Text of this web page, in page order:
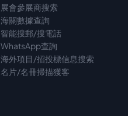
展會參展商搜索
海關數據查詢
智能搜郵/搜電話
WhatsApp查詢
海外項目/招投標信息搜索
名片/名冊掃描獲客